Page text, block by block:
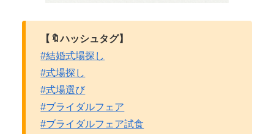
【🔖ハッシュタグ】
#結婚式場探し
#式場探し
#式場選び
#ブライダルフェア
#ブライダルフェア試食